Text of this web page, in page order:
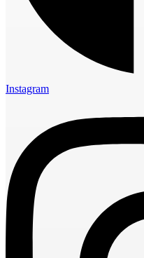
Instagram